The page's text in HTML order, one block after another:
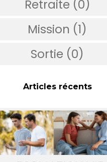
Retraite (0)
Mission (1)
Sortie (0)
Articles récents